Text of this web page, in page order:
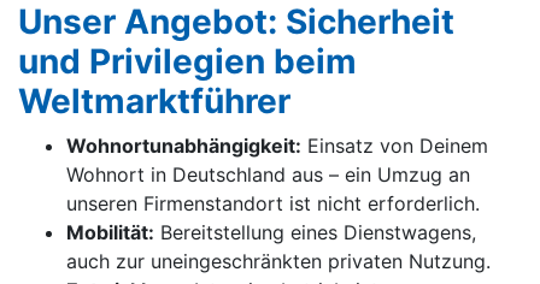
Unser Angebot: Sicherheit
und Privilegien beim
Weltmarktführer
Wohnortunabhängigkeit: Einsatz von Deinem
Wohnort in Deutschland aus – ein Umzug an
unseren Firmenstandort ist nicht erforderlich.
Mobilität: Bereitstellung eines Dienstwagens,
auch zur uneingeschränkten privaten Nutzung.